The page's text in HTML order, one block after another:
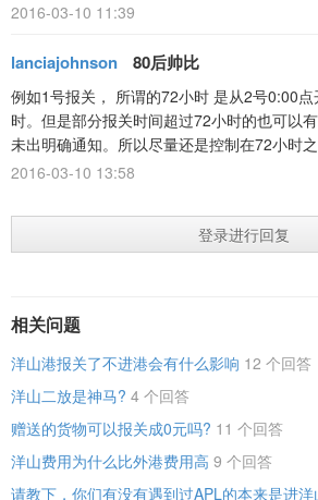
2016-03-10 11:39
lanciajohnson 80后帅比
例如1号报关， 所谓的72小时 是从2号0:00
时。但是部分报关时间超过72小时的也可以
未出明确通知。所以尽量还是控制在72小时
2016-03-10 13:58
登录进行回复
相关问题
洋山港报关了不进港会有什么影响 12 个回答
洋山二放是神马? 4 个回答
赠送的货物可以报关成0元吗? 11 个回答
洋山费用为什么比外港费用高 9 个回答
请教下，你们有没有遇到过APL的本来是进